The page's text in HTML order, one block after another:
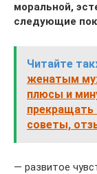
моральной,
следующие
Читайте
женатым
плюсы и
советы,
— развитое